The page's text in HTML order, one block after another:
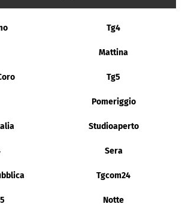
Tg4
Mattina
Tg5
Pomeriggio
Studioaperto
Sera
Tgcom24
Notte